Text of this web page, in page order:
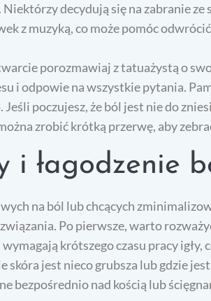
decydują się na zabranie ze
z muzyką, co może pomóc
porozmawiaj z tatuażystą o
i odpowie na wszystkie pytania.
poczujesz, że ból jest nie do
zrobić krótką przerwę, aby
i łagodzenie
na ból lub chcących
Po pierwsze, warto
krótszego czasu pracy igły,
skóra jest nieco grubsza lub gdzie
bezpośrednio nad kością lub